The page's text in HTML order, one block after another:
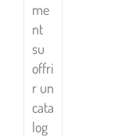
me
nt
su
offri
r un
cata
log